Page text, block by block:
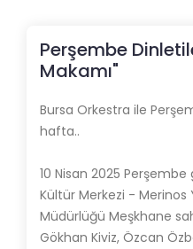
Perşembe
Makamı"
Bursa Orkestra ile
hafta..
10 Nisan 2025
Kültür Merkezi - Merinos
Müdürlüğü Meşkhane
Gökhan Kiviz, Özcan